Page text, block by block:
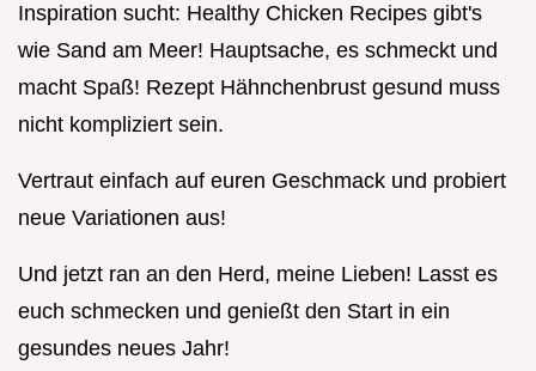
Inspiration sucht: Healthy Chicken Recipes gibt's
wie Sand am Meer! Hauptsache, es schmeckt und
macht Spaß! Rezept Hähnchenbrust gesund muss
nicht kompliziert sein.
Vertraut einfach auf euren Geschmack und probiert
neue Variationen aus!
Und jetzt ran an den Herd, meine Lieben! Lasst es
euch schmecken und genießt den Start in ein
gesundes neues Jahr!